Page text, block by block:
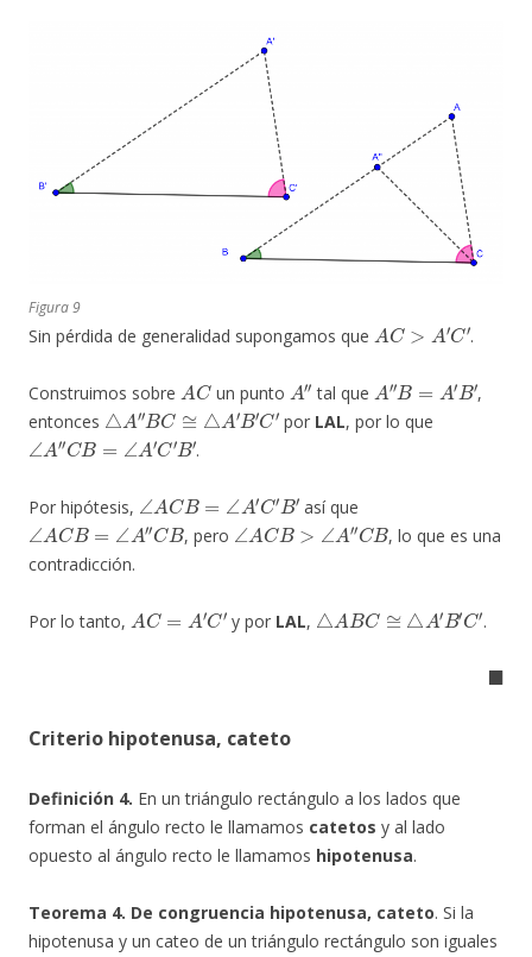
Figura 9
Sin pérdida de generalidad supongamos que
A C> ′
.
Construimos sobre
A C
un punto
A″
tal que
A″B= B′
,
entonces
△A″BC≅△A′B′C′
por LAL, por lo que
∠A″CB= ∠A′ C′B′
.
Por hipótesis,
∠ A CB= ′ C′ B′
así que
∠A CB=∠A″ CB
, pero
∠ACB> ∠A″CB
, lo que es una
contradicción.
Por lo tanto,
A C= ′
y por LAL,
△ ABC ≅ A′ ′C′
.
◼
Criterio hipotenusa, cateto
Definición 4. En un triángulo rectángulo a los lados que
forman el ángulo recto le llamamos catetos y al lado
opuesto al ángulo recto le llamamos hipotenusa.
Teorema 4. De congruencia hipotenusa, cateto. Si la
hipotenusa y un cateo de un triángulo rectángulo son iguales